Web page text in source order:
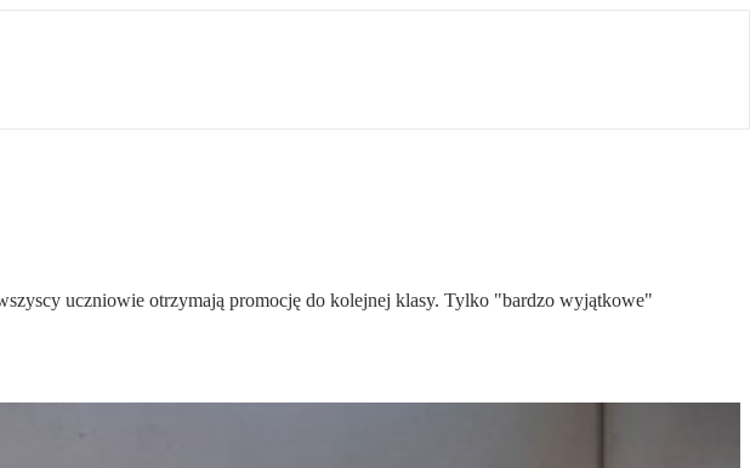
uczniowie otrzymają promocję do kolejnej klasy. Tylko "bardzo wyjątkowe"